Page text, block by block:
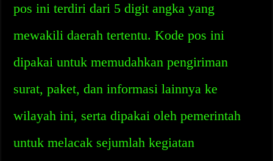
pos ini terdiri dari 5 digit angka yang
mewakili daerah tertentu. Kode pos ini
dipakai untuk memudahkan pengiriman
surat, paket, dan informasi lainnya ke
wilayah ini, serta dipakai oleh pemerintah
untuk melacak sejumlah kegiatan